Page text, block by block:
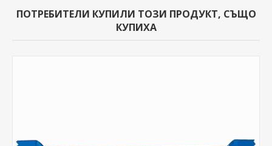
ПОТРЕБИТЕЛИ КУПИЛИ ТОЗИ ПРОДУКТ, СЪЩО
КУПИХА